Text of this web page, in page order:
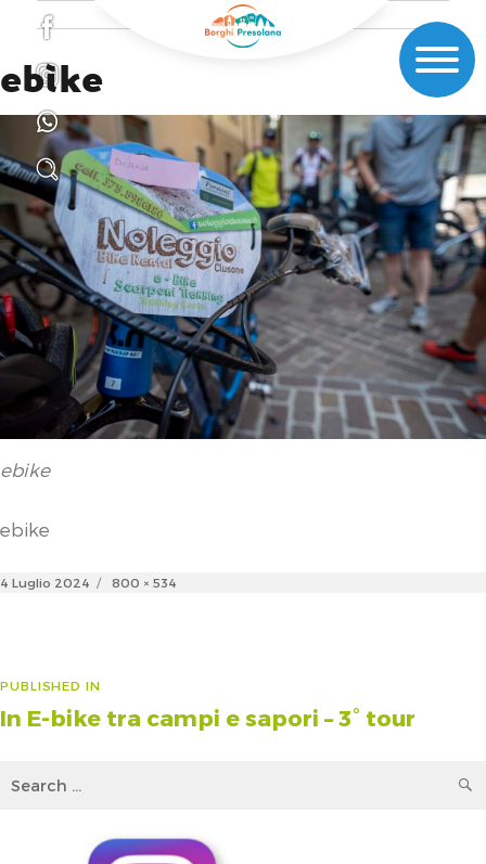
ebike
ebike
ebike
Posted
4 Luglio 2024
Full
800 × 534
Navigazione
articoli
PUBLISHED IN
In E-bike tra campi e sapori – 3° tour